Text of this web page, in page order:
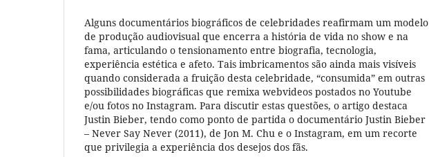
Alguns documentários biográficos de celebridades reafirmam um modelo
de produção audiovisual que encerra a história de vida no show e na
fama, articulando o tensionamento entre biografia, tecnologia,
experiência estética e afeto. Tais imbricamentos são ainda mais visíveis
quando considerada a fruição desta celebridade, “consumida” em outras
possibilidades biográficas que remixa webvideos postados no Youtube
e/ou fotos no Instagram. Para discutir estas questões, o artigo destaca
Justin Bieber, tendo como ponto de partida o documentário Justin Bieber
– Never Say Never (2011), de Jon M. Chu e o Instagram, em um recorte
que privilegia a experiência dos desejos dos fãs.